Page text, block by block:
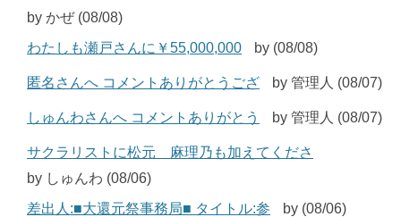
by かぜ (08/08)
わたしも瀬戸さんに￥55,000,000
by (08/08)
匿名さんへ コメントありがとうござ by 管理人 (08/07)
しゅんわさんへ コメントありがとう by 管理人 (08/07)
サクラリストに松元 麻理乃も加えてくださ
by しゅんわ (08/06)
差出人:■大還元祭事務局■ タイトル:参
by (08/06)